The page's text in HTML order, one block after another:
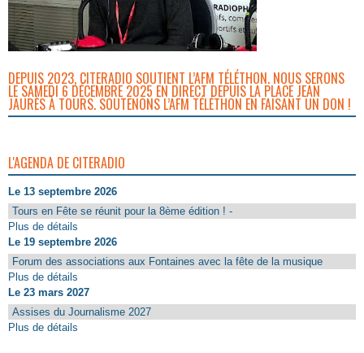
DEPUIS 2023, CITERADIO SOUTIENT L’AFM TÉLÉTHON. NOUS SERONS
LE SAMEDI 6 DÉCEMBRE 2025 EN DIRECT DEPUIS LA PLACE JEAN
JAURÈS À TOURS. SOUTENONS L’AFM TÉLÉTHON EN FAISANT UN DON !
L'AGENDA DE CITERADIO
Le 13 septembre 2026
Tours en Fête se réunit pour la 8ème édition ! -
Plus de détails
Le 19 septembre 2026
Forum des associations aux Fontaines avec la fête de la musique
Plus de détails
Le 23 mars 2027
Assises du Journalisme 2027
Plus de détails